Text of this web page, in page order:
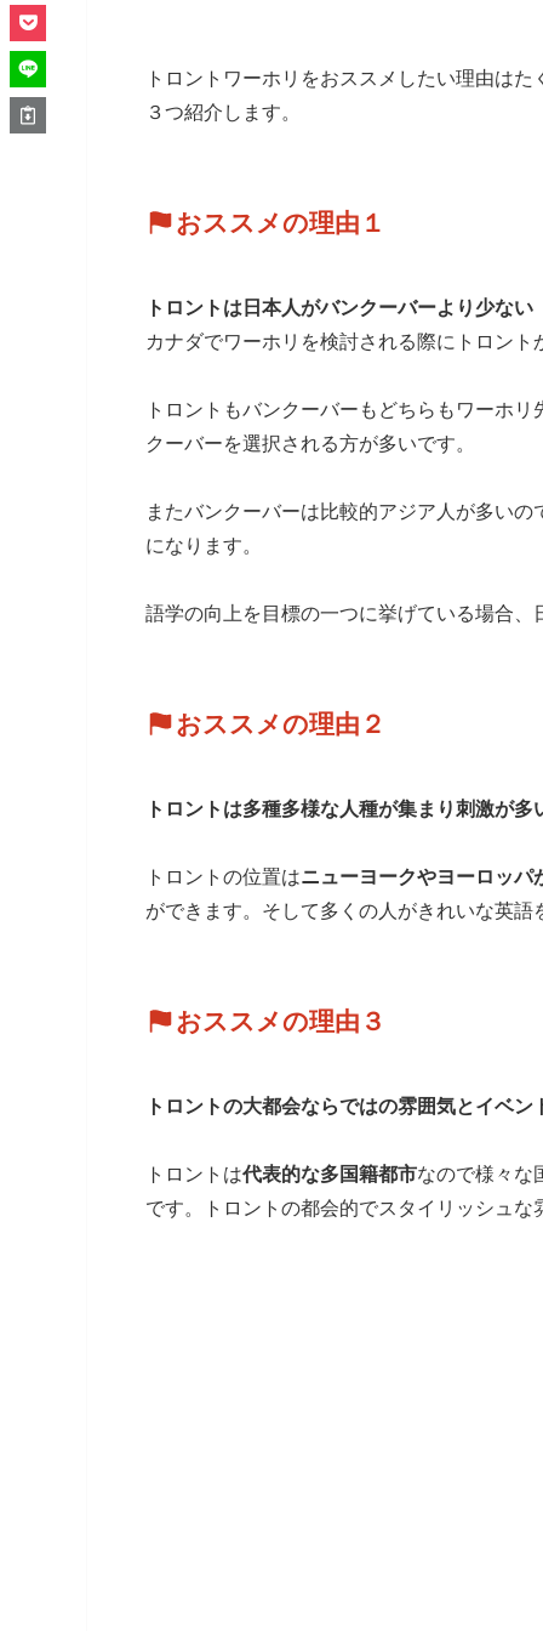
トロントワーホリをおススメしたい理由は
３つ紹介します。
おススメの理由１
トロントは日本人がバンクーバーより少ない
カナダでワーホリを検討される際にトロント
トロントもバンクーバーもどちらもワーホ
クーバーを選択される方が多いです。
またバンクーバーは比較的アジア人が多い
になります。
語学の向上を目標の一つに挙げている場合、
おススメの理由２
トロントは多種多様な人種が集まり刺激が多
トロントの位置はニューヨークやヨーロッパ
ができます。そして多くの人がきれいな英語
おススメの理由３
トロントの大都会ならではの雰囲気とイベン
トロントは代表的な多国籍都市なので様々な
です。トロントの都会的でスタイリッシュな